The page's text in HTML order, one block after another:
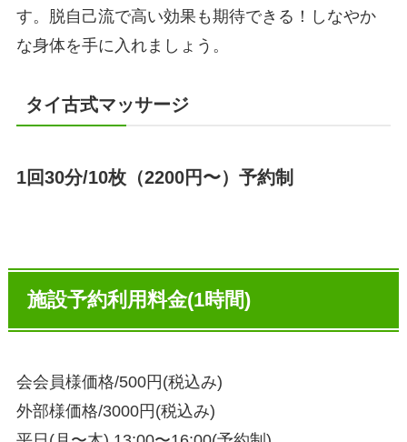
す。脱自己流で高い効果も期待できる！しなやか
な身体を手に入れましょう。
タイ古式マッサージ
1回30分/10枚（2200円〜）予約制
施設予約利用料金(1時間)
会会員様価格/500円(税込み)
外部様価格/3000円(税込み)